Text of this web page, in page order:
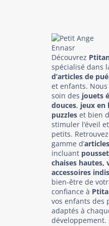
Découvrez
spécialisé dans
d’articles de
et enfants.
soin des jouets
douces, jeux en
puzzles et bien
stimuler l’éveil
petits.
gamme d’
incluant
chaises hautes,
accessoires
bien-être de
confiance à
vos enfants des
adaptés à
développement.